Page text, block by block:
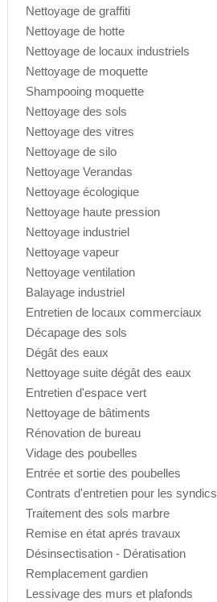
Nettoyage de graffiti
Nettoyage de hotte
Nettoyage de locaux industriels
Nettoyage de moquette
Shampooing moquette
Nettoyage des sols
Nettoyage des vitres
Nettoyage de silo
Nettoyage Verandas
Nettoyage écologique
Nettoyage haute pression
Nettoyage industriel
Nettoyage vapeur
Nettoyage ventilation
Balayage industriel
Entretien de locaux commerciaux
Décapage des sols
Dégât des eaux
Nettoyage suite dégât des eaux
Entretien d'espace vert
Nettoyage de bâtiments
Rénovation de bureau
Vidage des poubelles
Entrée et sortie des poubelles
Contrats d'entretien pour les syndics
Traitement des sols marbre
Remise en état aprés travaux
Désinsectisation - Dératisation
Remplacement gardien
Lessivage des murs et plafonds